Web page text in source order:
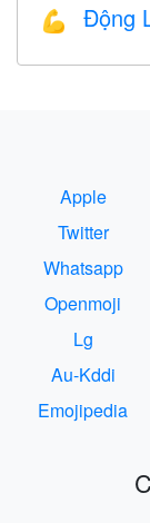
💪 Động
Apple
Twitter
Whatsapp
Openmoji
Lg
Au-Kddi
Emojipedia